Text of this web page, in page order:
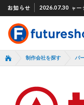
お知らせ
アプリ 「STAFF START」
2026.07.30
フューチャーシ
制作会社を探す パ